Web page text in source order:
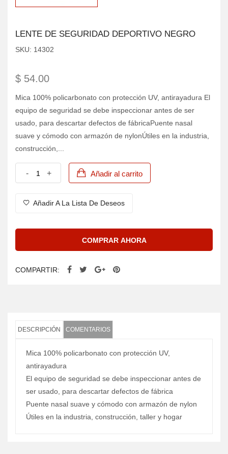
LENTE DE SEGURIDAD DEPORTIVO NEGRO
SKU: 14302
$ 54.00
Mica 100% policarbonato con protección UV, antirayadura El
equipo de seguridad se debe inspeccionar antes de ser
usado, para descartar defectos de fábricaPuente nasal
suave y cómodo con armazón de nylonÚtiles en la industria,
construcción,...
- + Añadir al carrito
Añadir A La Lista De Deseos
COMPRAR AHORA
COMPARTIR:
DESCRIPCIÓN COMENTARIOS
Mica 100% policarbonato con protección UV,
antirayadura
El equipo de seguridad se debe inspeccionar antes de
ser usado, para descartar defectos de fábrica
Puente nasal suave y cómodo con armazón de nylon
Útiles en la industria, construcción, taller y hogar